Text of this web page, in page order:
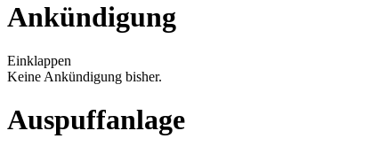
Ankündigung
Einklappen
Keine Ankündigung bisher.
Auspuffanlage